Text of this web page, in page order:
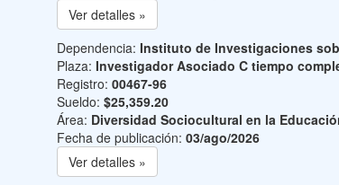
Ver detalles »
Dependencia: Instituto de Investigaciones
Plaza: Investigador Asociado C tiempo
Registro: 00467-96
Sueldo: $25,359.20
Área: Diversidad Sociocultural en la
Fecha de publicación: 03/ago/2026
Ver detalles »